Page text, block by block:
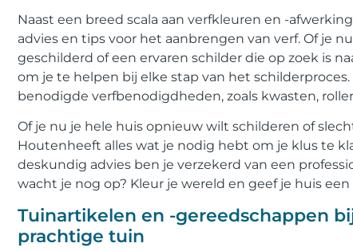
Naast een breed scala aan verfkleuren en -
advies en tips voor het aanbrengen van verf. Of je
geschilderd of een ervaren schilder die op zoek is
om je te helpen bij elke stap van het
benodigde verfbenodigdheden, zoals kwasten,
Of je nu je hele huis opnieuw wilt schilderen of
Houtenheeft alles wat je nodig hebt om je klus te
deskundig advies ben je verzekerd van een
wacht je nog op? Kleur je wereld en geef je huis
Tuinartikelen en -gereedschappen
prachtige tuin